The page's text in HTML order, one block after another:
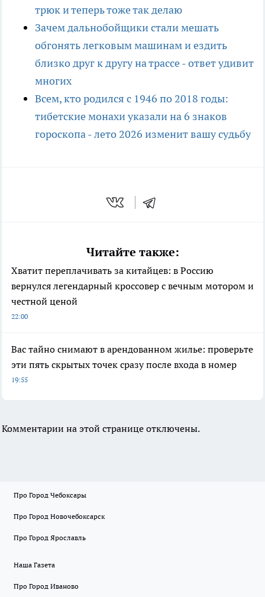
трюк и теперь тоже так делаю
Зачем дальнобойщики стали мешать
обгонять легковым машинам и ездить
близко друг к другу на трассе - ответ удивит
многих
Всем, кто родился с 1946 по 2018 годы:
тибетские монахи указали на 6 знаков
гороскопа - лето 2026 изменит вашу судьбу
Читайте также:
Хватит переплачивать за китайцев: в Россию
вернулся легендарный кроссовер с вечным мотором и
честной ценой
22:00
Вас тайно снимают в арендованном жилье: проверьте
эти пять скрытых точек сразу после входа в номер
19:55
Комментарии на этой странице отключены.
Про Город Чебоксары
Про Город Новочебоксарск
Про Город Ярославль
Наша Газета
Про Город Иваново